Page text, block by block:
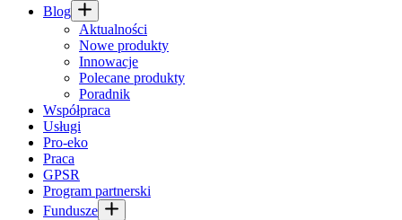
Blog
Aktualności
Nowe produkty
Innowacje
Polecane produkty
Poradnik
Współpraca
Usługi
Pro-eko
Praca
GPSR
Program partnerski
Fundusze